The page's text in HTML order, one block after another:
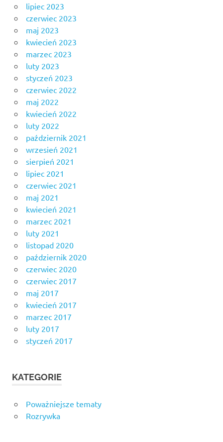
lipiec 2023
czerwiec 2023
maj 2023
kwiecień 2023
marzec 2023
luty 2023
styczeń 2023
czerwiec 2022
maj 2022
kwiecień 2022
luty 2022
październik 2021
wrzesień 2021
sierpień 2021
lipiec 2021
czerwiec 2021
maj 2021
kwiecień 2021
marzec 2021
luty 2021
listopad 2020
październik 2020
czerwiec 2020
czerwiec 2017
maj 2017
kwiecień 2017
marzec 2017
luty 2017
styczeń 2017
KATEGORIE
Poważniejsze tematy
Rozrywka